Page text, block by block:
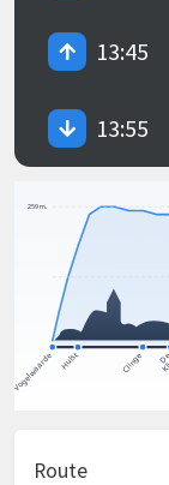
13:45
13:55
Route